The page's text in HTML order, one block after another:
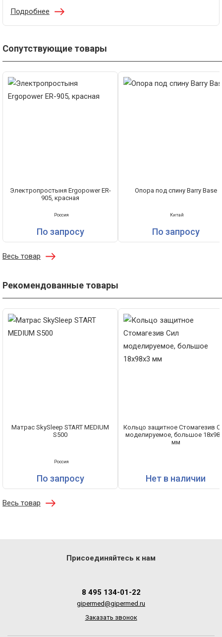
Подробнее
Сопутствующие товары
Электропростыня Ergopower ER-
905, красная
Россия
По запросу
Опора под спину Barry Base
Китай
По запросу
Весь товар
Рекомендованные товары
Матрас SkySleep START MEDIUM
S500
Россия
По запросу
Кольцо защитное Стомагезив
моделируемое, большое
мм
Нет в наличии
Весь товар
Присоединяйтесь к нам
8 495 134-01-22
gipermed@gipermed.ru
Заказать звонок